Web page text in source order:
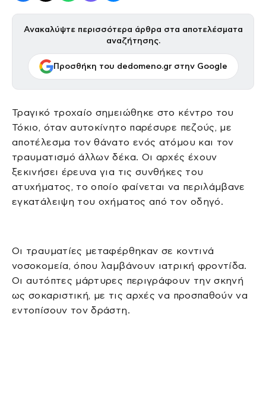
Ανακαλύψτε περισσότερα άρθρα στα αποτελέσματα
αναζήτησης.
Προσθήκη του dedomeno.gr στην Google
Τραγικό τροχαίο σημειώθηκε στο κέντρο του
Τόκιο, όταν αυτοκίνητο παρέσυρε πεζούς, με
αποτέλεσμα τον θάνατο ενός ατόμου και τον
τραυματισμό άλλων δέκα. Οι αρχές έχουν
ξεκινήσει έρευνα για τις συνθήκες του
ατυχήματος, το οποίο φαίνεται να περιλάμβανε
εγκατάλειψη του οχήματος από τον οδηγό.
Οι τραυματίες μεταφέρθηκαν σε κοντινά
νοσοκομεία, όπου λαμβάνουν ιατρική φροντίδα.
Οι αυτόπτες μάρτυρες περιγράφουν την σκηνή
ως σοκαριστική, με τις αρχές να προσπαθούν να
εντοπίσουν τον δράστη.